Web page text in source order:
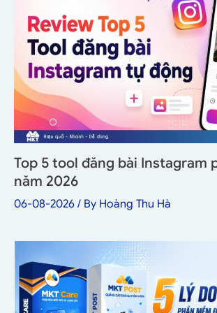
Top 5 tool đăng bài Instagram
năm 2026
06-08-2026 / By Hoàng Thu Hà